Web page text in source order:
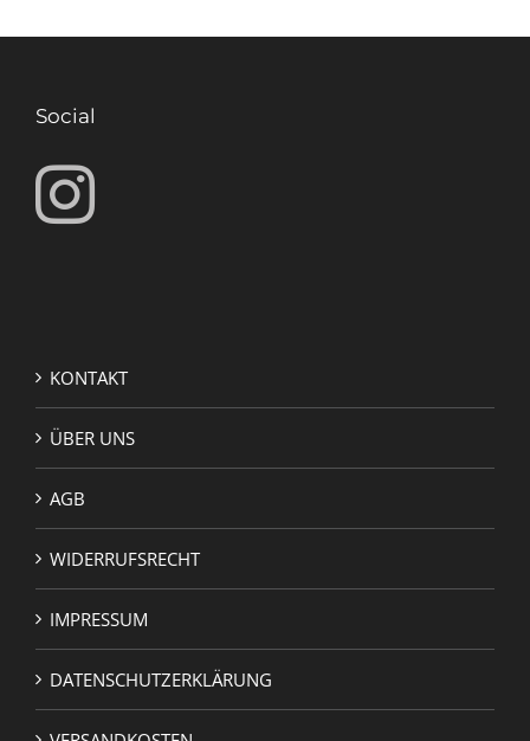
Social
KONTAKT
ÜBER UNS
AGB
WIDERRUFSRECHT
IMPRESSUM
DATENSCHUTZERKLÄRUNG